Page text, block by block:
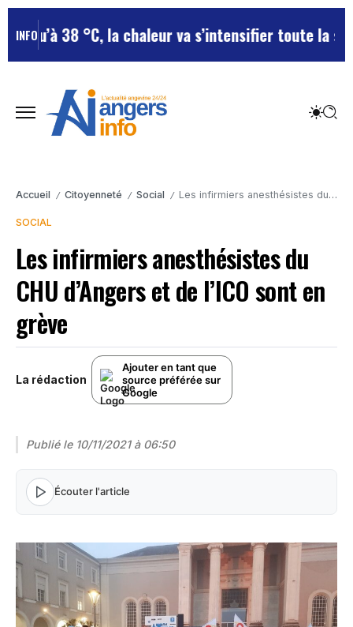
INFO38 °C, la chaleur va s’intensifier toute la
Accueil / Citoyenneté / Social / Les infirmiers anesthésistes du CHU d’Angers et de l’ICO sont en grève
SOCIAL
Les infirmiers anesthésistes du
CHU d’Angers et de l’ICO sont en
grève
La rédaction
Ajouter en tant que
source préférée sur
Google
Publié le 10/11/2021 à 06:50
Écouter l'article